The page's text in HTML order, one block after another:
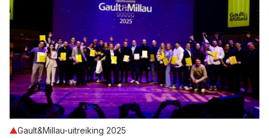
Gault&Millau-uitreiking 2025